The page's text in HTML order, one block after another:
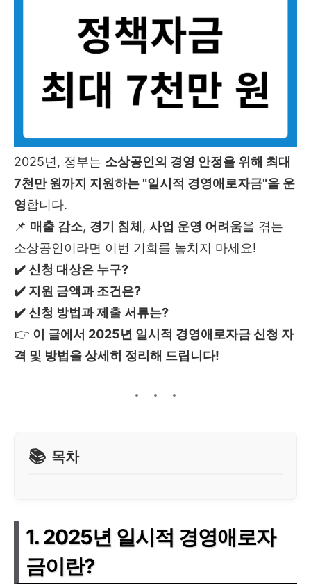
2025년, 정부는 소상공인의 경영 안정을 위해 최대
7천만 원까지 지원하는 "일시적 경영애로자금"을 운
영합니다.
📌 매출 감소, 경기 침체 , 사업 운영 어려움을 겪는
소상공인이라면 이번 기회를 놓치지 마세요!
✔️ 신청 대상은 누구?
✔️ 지원 금액과 조건은?
✔️ 신청 방법과 제출 서류는?
👉 이 글에서 2025년 일시적 경영애로자금 신청 자
격 및 방법을 상세히 정리해 드립니다!
목차
1. 2025년 일시적 경영애로자
금이란?